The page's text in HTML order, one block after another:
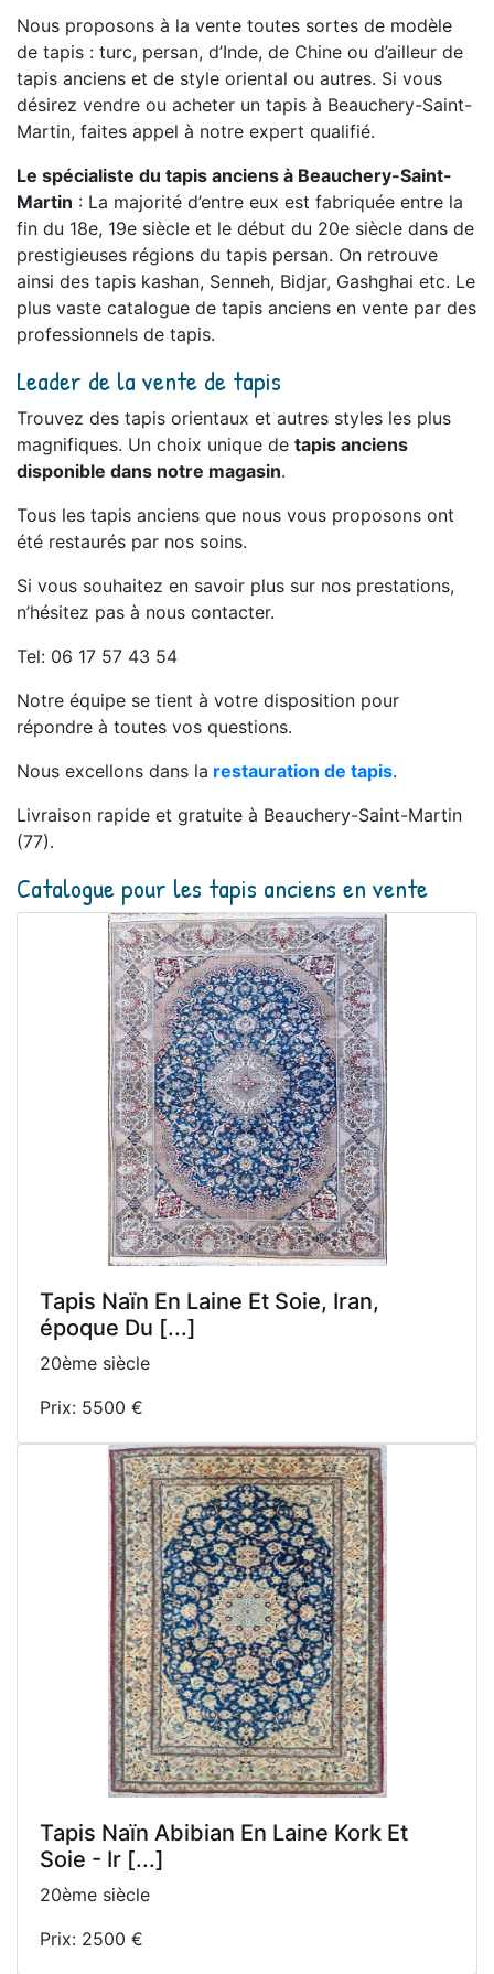
Nous proposons à la vente toutes sortes de modèle
de tapis : turc, persan, d’Inde, de Chine ou d’ailleur de
tapis anciens et de style oriental ou autres. Si vous
désirez vendre ou acheter un tapis à Beauchery-Saint-
Martin, faites appel à notre expert qualifié.
Le spécialiste du tapis anciens à Beauchery-Saint-
Martin : La majorité d’entre eux est fabriquée entre la
fin du 18e, 19e siècle et le début du 20e siècle dans de
prestigieuses régions du tapis persan. On retrouve
ainsi des tapis kashan, Senneh, Bidjar, Gashghai etc. Le
plus vaste catalogue de tapis anciens en vente par des
professionnels de tapis.
Leader de la vente de tapis
Trouvez des tapis orientaux et autres styles les plus
magnifiques. Un choix unique de tapis anciens
disponible dans notre magasin.
Tous les tapis anciens que nous vous proposons ont
été restaurés par nos soins.
Si vous souhaitez en savoir plus sur nos prestations,
n’hésitez pas à nous contacter.
Tel: 06 17 57 43 54
Notre équipe se tient à votre disposition pour
répondre à toutes vos questions.
Nous excellons dans la restauration de tapis.
Livraison rapide et gratuite à Beauchery-Saint-Martin
(77).
Catalogue pour les tapis anciens en vente
Tapis Naïn En Laine Et Soie, Iran,
époque Du [...]
20ème siècle
Prix: 5500 €
Tapis Naïn Abibian En Laine Kork Et
Soie - Ir [...]
20ème siècle
Prix: 2500 €